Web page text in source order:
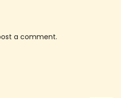
a comment.